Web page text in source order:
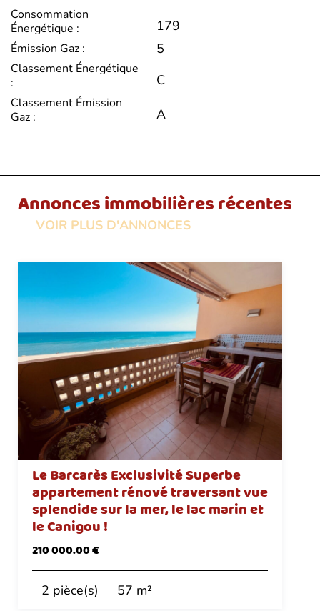
Consommation
Énergétique :
179
Émission Gaz : 5
Classement Énergétique
:
C
Classement Émission
Gaz :
A
Annonces immobilières récentes
VOIR PLUS D'ANNONCES
Le Barcarès Exclusivité Superbe
appartement rénové traversant vue
splendide sur la mer, le lac marin et
le Canigou !
210 000.00 €
2 pièce(s) 57 m²